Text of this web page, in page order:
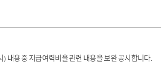
) 내용 중 지급여력비율 관련 내용을 보완 공시합니다.